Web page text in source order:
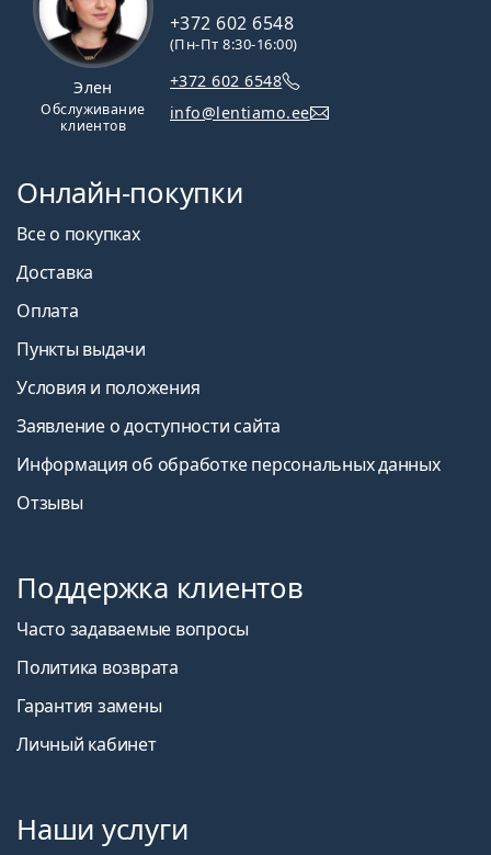
Элен
Обслуживание
клиентов
+372 602 6548
(Пн-Пт 8:30-16:00)
+372 602 6548
info@lentiamo.ee
Онлайн-покупки
Все о покупках
Доставка
Оплата
Пункты выдачи
Условия и положения
Заявление о доступности сайта
Информация об обработке персональных данных
Отзывы
Поддержка клиентов
Часто задаваемые вопросы
Политика возврата
Гарантия замены
Личный кабинет
Наши услуги